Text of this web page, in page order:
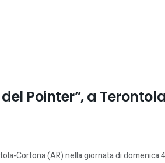
Pointer”, a
Cortona (AR) nella giornata di domenica